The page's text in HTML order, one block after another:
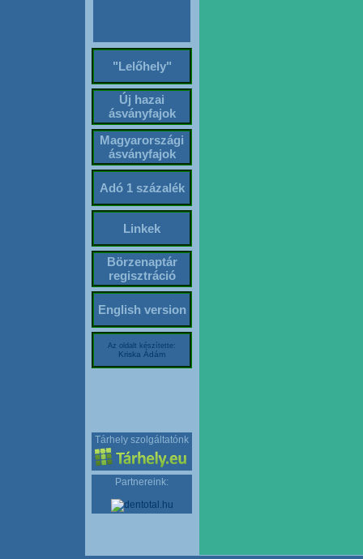
"Lelőhely"
Új hazai
ásványfajok
Magyarországi
ásványfajok
Adó 1 százalék
Linkek
Börzenaptár
regisztráció
English version
Az oldalt készítette:
Kriska Ádám
Tárhely szolgáltatónk
Partnereink: